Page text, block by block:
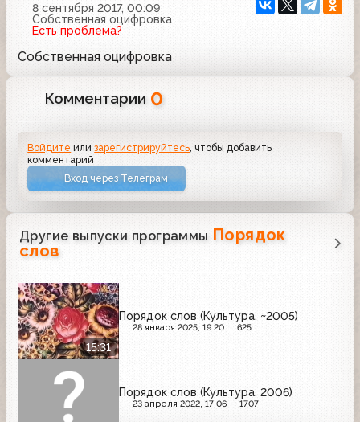
8 сентября 2017, 00:09
Собственная оцифровка
Есть проблема?
Собственная оцифровка
Комментарии 0
Войдите илизарегистрируйтесь , чтобы добавить
комментарий
Вход через Телеграм
Другие выпуски программы Порядок
слов
15:31
Порядок слов (Культура, ~2005)
28 января 2025, 19:20 625
Порядок слов (Культура, 2006)
23 апреля 2022, 17:06 1707